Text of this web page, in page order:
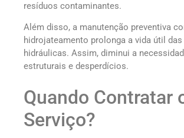
resíduos contaminantes.
Além disso, a manutenção preventiva
hidrojateamento prolonga a vida útil das
hidráulicas. Assim, diminui a
estruturais e desperdícios.
Quando Contratar
Serviço?